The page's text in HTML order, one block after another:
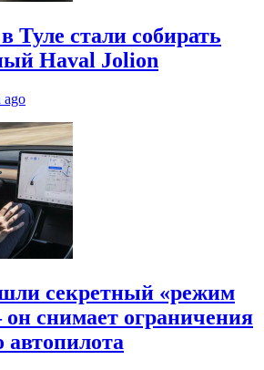
Туле стали собирать
Haval Jolion
ago
секретный «режим
снимает ограничения
автопилота